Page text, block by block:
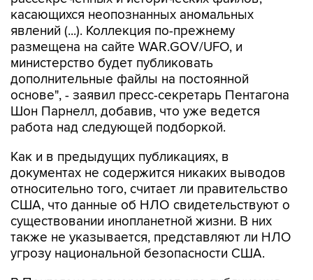
касающихся неопознанных аномальных
явлений (...). Коллекция по-прежнему
размещена на сайте WAR.GOV/UFO, и
министерство будет публиковать
дополнительные файлы на постоянной
основе", - заявил пресс-секретарь Пентагона
Шон Парнелл, добавив, что уже ведется
работа над следующей подборкой.
Как и в предыдущих публикациях, в
документах не содержится никаких выводов
относительно того, считает ли правительство
США, что данные об НЛО свидетельствуют о
существовании инопланетной жизни. В них
также не указывается, представляют ли НЛО
угрозу национальной безопасности США.